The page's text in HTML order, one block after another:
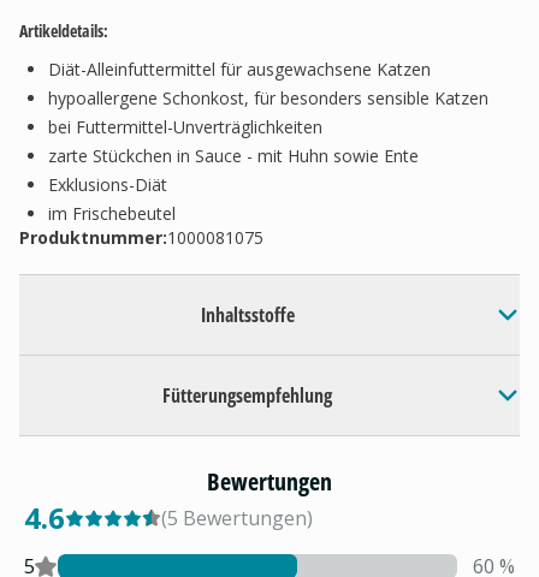
Artikeldetails:
Diät-Alleinfuttermittel für ausgewachsene Katzen
hypoallergene Schonkost, für besonders sensible Katzen
bei Futtermittel-Unverträglichkeiten
zarte Stückchen in Sauce - mit Huhn sowie Ente
Exklusions-Diät
im Frischebeutel
Produktnummer:1000081075
Inhaltsstoffe
Fütterungsempfehlung
Bewertungen
4.6 (5 Bewertungen)
5
60 %